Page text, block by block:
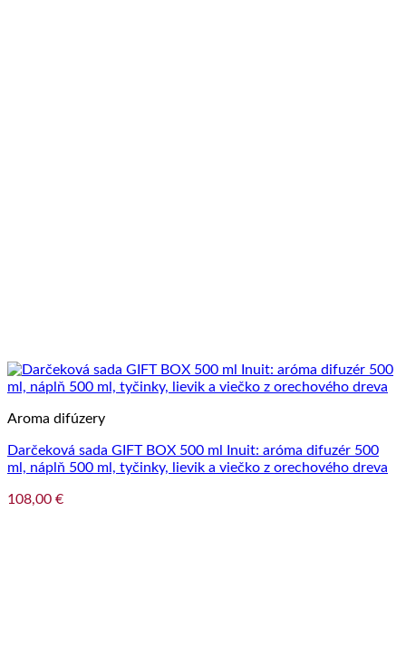
Aroma difúzery
Darčeková sada GIFT BOX 500 ml Inuit: aróma difuzér 500
ml, náplň 500 ml, tyčinky, lievik a viečko z orechového dreva
108,00 €